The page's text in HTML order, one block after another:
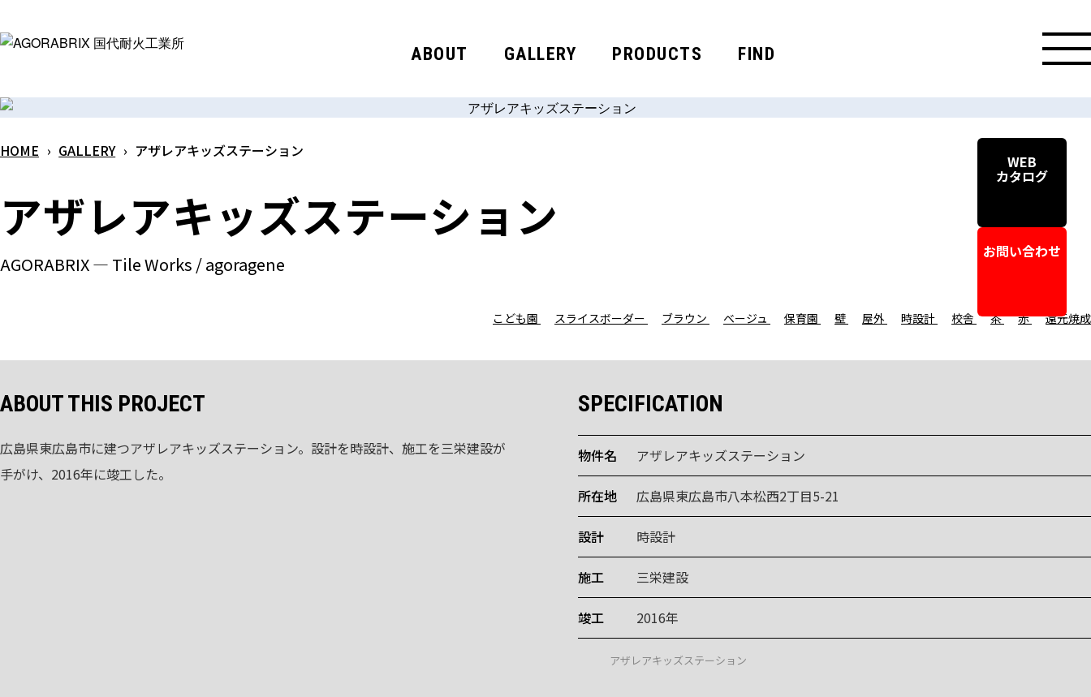
メ
コ
ン
テ
ン
へ
ス
ッ
ABOUT GALLERY PRODUCTS FIND
WEB
カタログ
お問い合わせ
HOME › GALLERY › アザレアキッズステーション
アザレアキッズステーション
AGORABRIX ― Tile Works / agoragene
こども園 スライスボーダー ブラウン ベージュ 保育園 壁 屋外 時設計 校舎 茶 赤 還元焼成
ABOUT THIS PROJECT
広島県東広島市に建つアザレアキッズステーション。設計を時設計、施工を三栄建設が
手がけ、2016年に竣工した。
SPECIFICATION
物件名 アザレアキッズステーション
所在地 広島県東広島市八本松西2丁目5-21
設計 時設計
施工 三栄建設
竣工 2016年
アザレアキッズステーション